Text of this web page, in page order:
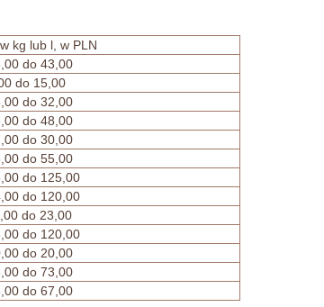
kg lub l, w PLN
do 43,00
do 15,00
do 32,00
do 48,00
do 30,00
do 55,00
do 125,00
do 120,00
do 23,00
do 120,00
do 20,00
do 73,00
do 67,00